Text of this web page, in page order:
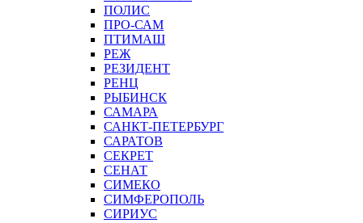
ПОЛИС
ПРО-САМ
ПТИМАШ
РЕЖ
РЕЗИДЕНТ
РЕНЦ
РЫБИНСК
САМАРА
САНКТ-ПЕТЕРБУРГ
САРАТОВ
СЕКРЕТ
СЕНАТ
СИМЕКО
СИМФЕРОПОЛЬ
СИРИУС